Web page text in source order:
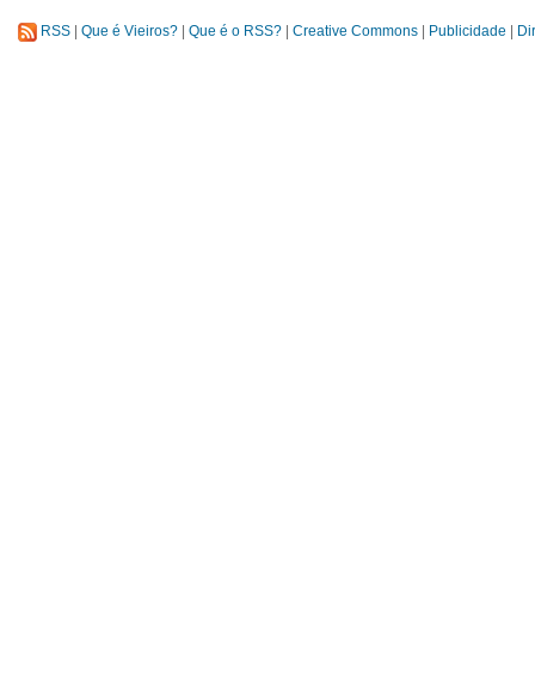
RSS Que é Vieiros? Que é o RSS? Creative Commons Publicidade